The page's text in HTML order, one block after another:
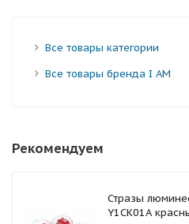
Все товары категории
Все товары бренда I AM
Рекомендуем
Стразы
Y1CK01A